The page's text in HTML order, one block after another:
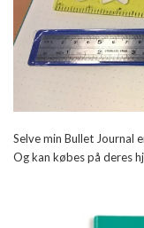
Selve min Bullet Journal
Og kan købes på deres